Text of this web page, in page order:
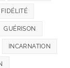
FIDÉLITÉ
GUÉRISON
INCARNATION